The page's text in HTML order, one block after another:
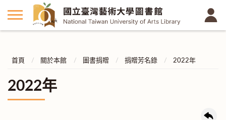
首頁 關於本館 圖書捐贈 捐贈芳名錄 2022年
2022年